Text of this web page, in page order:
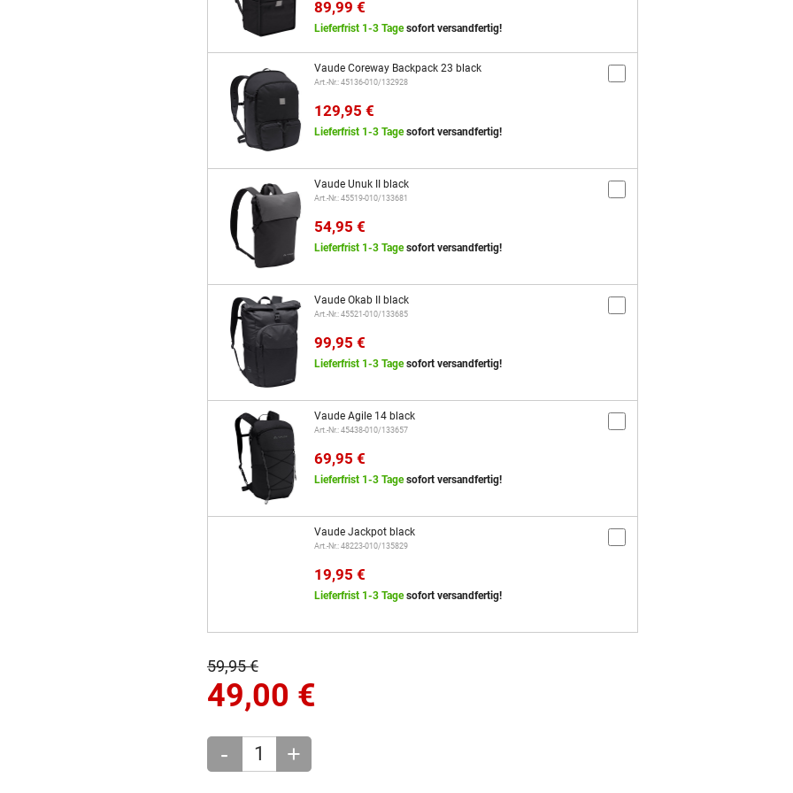
89,99 €
Lieferfrist 1-3 Tagesofort versandfertig!
Vaude Coreway Backpack 23 black
Art.-Nr.: 45136-010/132928
129,95 €
Lieferfrist 1-3 Tagesofort versandfertig!
Vaude Unuk II black
Art.-Nr.: 45519-010/133681
54,95 €
Lieferfrist 1-3 Tagesofort versandfertig!
Vaude Okab II black
Art.-Nr.: 45521-010/133685
99,95 €
Lieferfrist 1-3 Tagesofort versandfertig!
Vaude Agile 14 black
Art.-Nr.: 45438-010/133657
69,95 €
Lieferfrist 1-3 Tagesofort versandfertig!
Vaude Jackpot black
Art.-Nr.: 48223-010/135829
19,95 €
Lieferfrist 1-3 Tagesofort versandfertig!
59,95 €
49,00 €
- +